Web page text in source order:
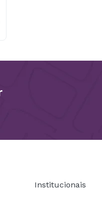
Institucionais